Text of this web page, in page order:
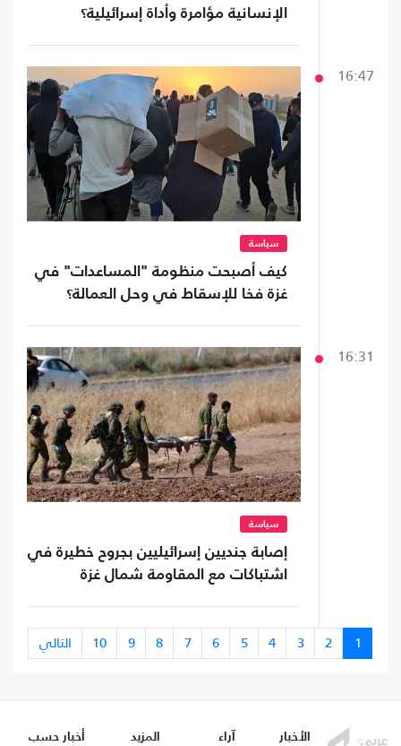
الإنسانية مؤامرة وأداة إسرائيلية؟
16:47
سياسة
كيف أصبحت منظومة "المساعدات" في
غزة فخا للإسقاط في وحل العمالة؟
16:31
سياسة
إصابة جنديين إسرائيليين بجروح خطيرة في
اشتباكات مع المقاومة شمال غزة
1
2
3
4
5
6
7
8
9
10 التالي
الأخبار آراء المزيد أخبار حسب